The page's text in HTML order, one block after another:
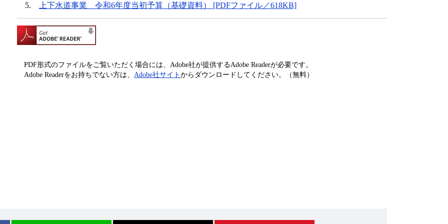
5. 上下水道事業 令和6年度当初予算（基礎資料） [PDFファイル／618KB]
PDF形式のファイルをご覧いただく場合には、Adobe社が提供するAdobe Readerが必要です。
Adobe Readerをお持ちでない方は、 Adobe社サイトからダウンロードしてください。（無料）